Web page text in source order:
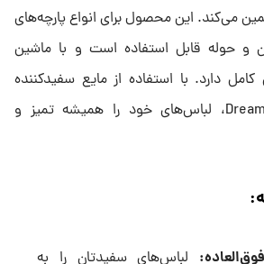
می‌کند. این محصول برای انواع پارچه‌های
و حوله قابل استفاده است و با ماشین
کامل دارد. با استفاده از مایع سفیدکننده
گلرنگ سری Dream House، لباس‌های خود را همیشه تمیز و
: لباس‌های سفیدتان را به